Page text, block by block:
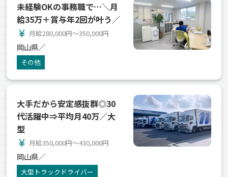
未経験OKの事務職で…＼月
給35万＋賞与年2回が叶う／
currency_yen 月給280,000円～350,000円
岡山県／
その他
大手だから安定感抜群◎30
代活躍中⇒平均月40万／大
型
currency_yen 月給350,000円～430,000円
岡山県／
大型トラックドライバー